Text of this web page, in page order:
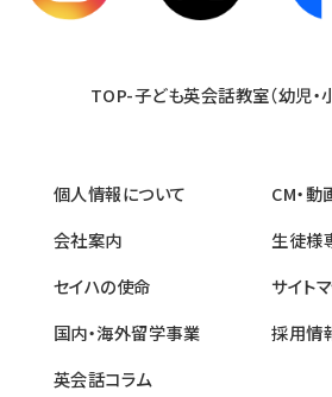
TOP-子ども英会話教室（幼児・
個人情報について
会社案内
セイハの使命
国内・海外留学事業
英会話コラム
CM・動
生徒様
サイト
採用情